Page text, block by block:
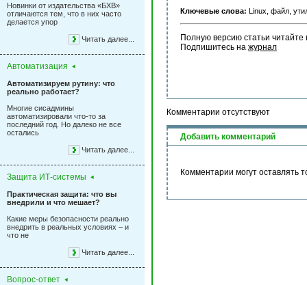
Новинки от издательства «БХВ»
отличаются тем, что в них часто
делается упор
Читать далее...
Автоматизация
Автоматизируем рутину: что
реально работает?
Многие сисадмины
автоматизировали что-то за
последний год. Но далеко не все
остались
Читать далее...
Защита ИТ-системы
Практическая защита: что вы
внедрили и что мешает?
Какие меры безопасности реально
внедрить в реальных условиях – и
что не
Читать далее...
Вопрос-ответ
Ключевые слова: Linux, файл,
Полную версию статьи читайте
Подпишитесь на журнал
Комментарии отсутствуют
Добавить комментарий
Комментарии могут оставлять